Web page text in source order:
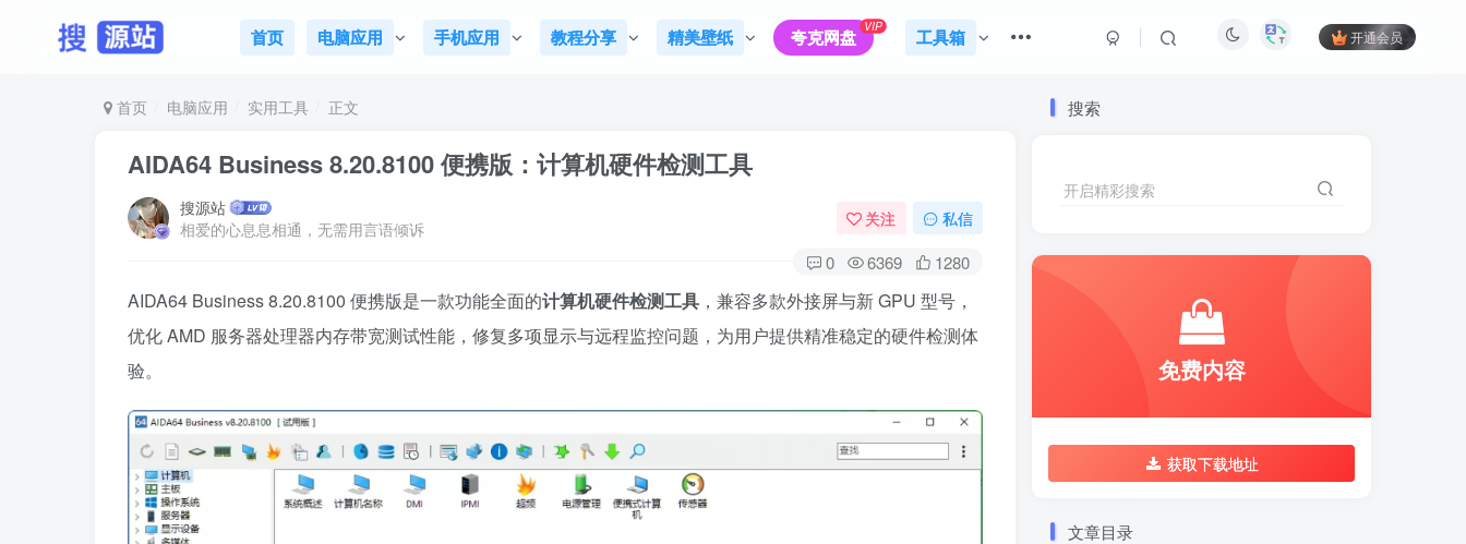
首页 电脑应用 手机应用 教程分享 精美壁纸 夸克网盘 VIP 工具箱 开通会员
首页 电脑应用 实用工具 正文
AIDA64 Business 8.20.8100 便携版：计算机硬件检测工具
搜源站
相爱的心息息相通，无需用言语倾诉
关注 私信
0 6369 1280
AIDA64 Business 8.20.8100 便携版是一款功能全面的计算机硬件检测工具 ，兼容多款外接屏与新 GPU 型号，
优化 AMD 服务器处理器内存带宽测试性能，修复多项显示与远程监控问题，为用户提供精准稳定的硬件检测体
验。
搜索
开启精彩搜索
免费内容
获取下载地址
文章目录